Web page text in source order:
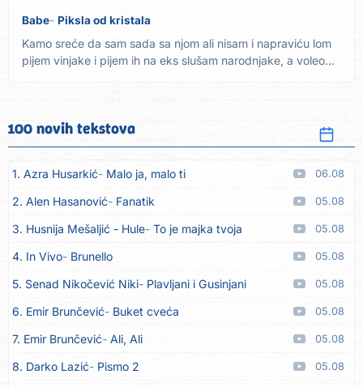
Babe Piksla od kristala
Kamo sreće da sam sada sa njom ali nisam i napraviću lom
pijem vinjake i pijem ih na eks slušam narodnjake, a voleo
100 novih tekstova
1. Azra Husarkić Malo ja, malo ti 06.08
2. Alen Hasanović Fanatik 05.08
3. Husnija Mešaljić - Hule To je majka tvoja 05.08
4. In Vivo Brunello 05.08
5. Senad Nikočević Niki Plavljani i Gusinjani 05.08
6. Emir Brunčević Buket cveća 05.08
7. Emir Brunčević Ali, Ali 05.08
8. Darko Lazić Pismo 2 05.08